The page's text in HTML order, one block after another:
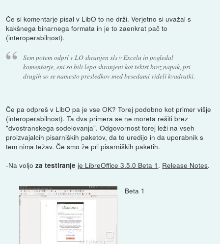
Če si komentarje pisal v LibO to ne drži. Verjetno si uvažal s
kakšnega binarnega formata in je to zaenkrat pač to
(interoperabilnost).
Sem potem odprl v LO shranjen xls v Excelu in pogledal
komentarje, eni so bili lepo shranjeni kot tektst brez napak, pri
drugih so se namesto presledkov med besedami videli kvadratki.
Če pa odpreš v LibO pa je vse OK? Torej podobno kot primer višje
(interoperabilnost). Ta dva primera se ne moreta rešiti brez
"dvostranskega sodelovanja". Odgovornost torej leži na vseh
proizvajalcih pisarniških paketov, da to uredijo in da uporabnik s
tem nima težav. Če smo že pri pisarniških paketih.
-Na voljoza testiranje je LibreOffice 3.5.0 Beta 1 . Release Notes.
Beta 1